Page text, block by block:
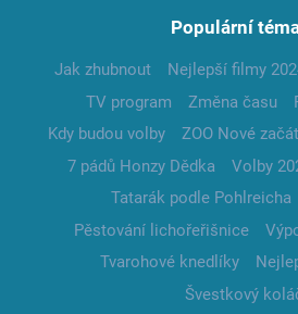
Populární
Jak zhubnout Nejlepší filmy
TV program
Změna času
Kdy budou volby
ZOO Nové
7 pádů Honzy Dědka
Volby
Tatarák podle Pohlreicha
Pěstování lichořeřišnice
Tvarohové knedlíky
Švestkový